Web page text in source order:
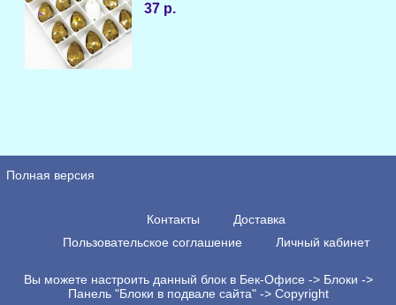
37 р.
Полная версия
Контакты
Доставка
Пользовательское соглашение
Личный кабинет
Вы можете настроить данный блок в Бек-Офисе -> Блоки ->
Панель "Блоки в подвале сайта" -> Copyright